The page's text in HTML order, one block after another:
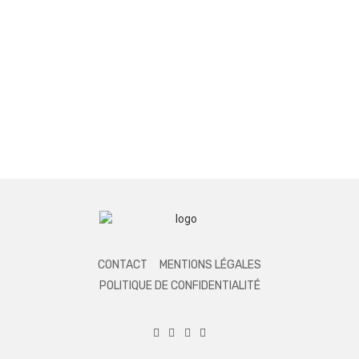
CONTACT
MENTIONS LÉGALES
POLITIQUE DE CONFIDENTIALITÉ